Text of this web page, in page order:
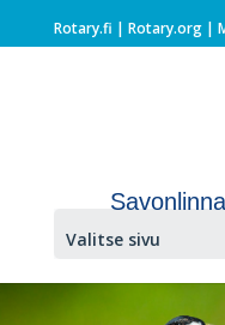
Rotary.fi | Rotary.org|
Valitse sivu